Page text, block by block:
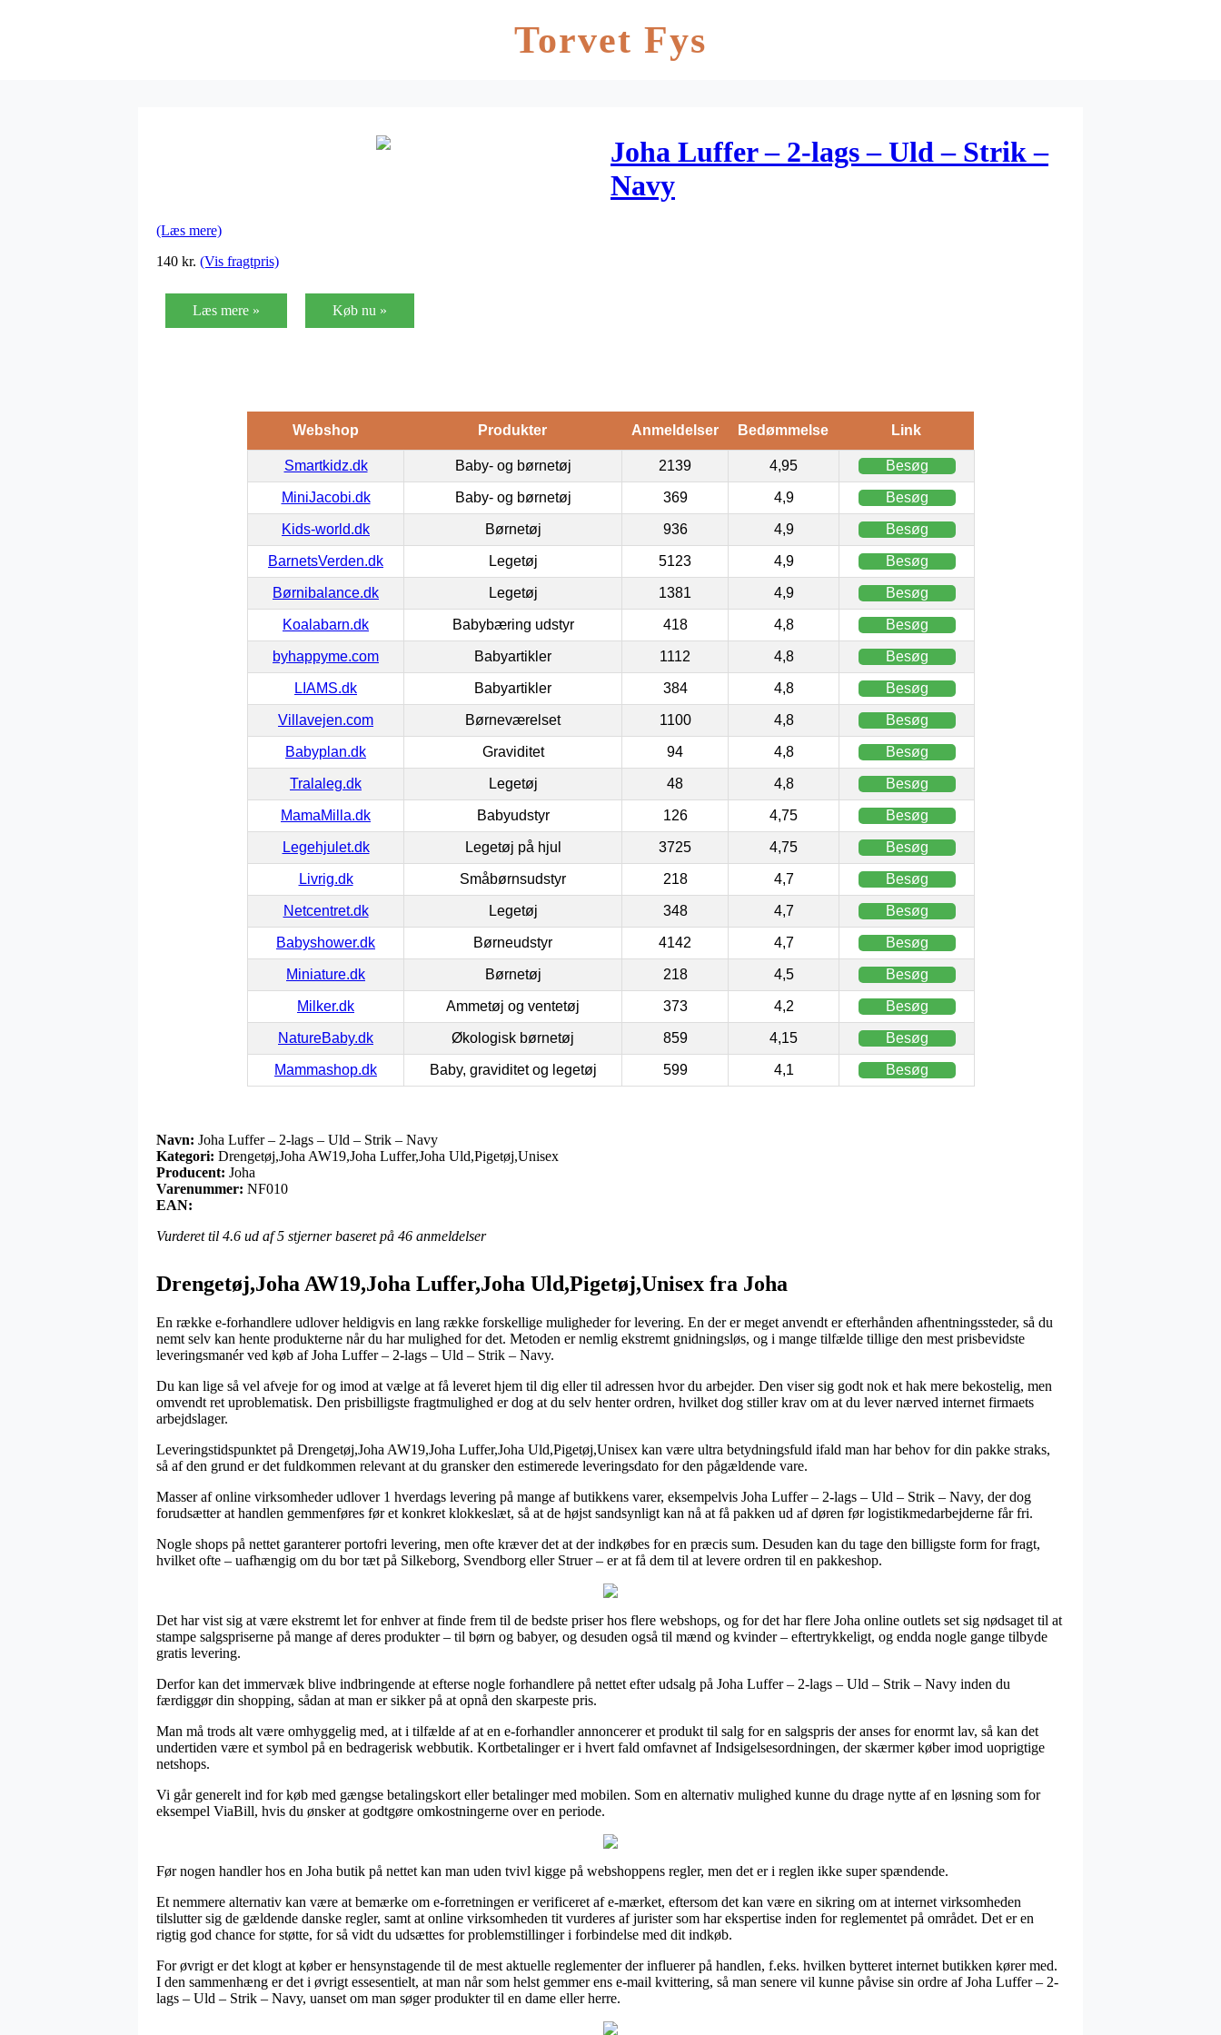
Torvet Fys
Joha Luffer – 2-lags – Uld – Strik –
Navy
(Læs mere)
140 kr. (Vis fragtpris)
Læs mere » Køb nu »
Webshop Produkter Anmeldelser Bedømmelse Link
Smartkidz.dk Baby- og børnetøj 2139 4,95 Besøg
MiniJacobi.dk Baby- og børnetøj 369 4,9 Besøg
Kids-world.dk Børnetøj 936 4,9 Besøg
BarnetsVerden.dk Legetøj 5123 4,9 Besøg
Børnibalance.dk Legetøj 1381 4,9 Besøg
Koalabarn.dk Babybæring udstyr 418 4,8 Besøg
byhappyme.com Babyartikler 1112 4,8 Besøg
LIAMS.dk Babyartikler 384 4,8 Besøg
Villavejen.com Børneværelset 1100 4,8 Besøg
Babyplan.dk Graviditet 94 4,8 Besøg
Tralaleg.dk Legetøj 48 4,8 Besøg
MamaMilla.dk Babyudstyr 126 4,75 Besøg
Legehjulet.dk Legetøj på hjul 3725 4,75 Besøg
Livrig.dk Småbørnsudstyr 218 4,7 Besøg
Netcentret.dk Legetøj 348 4,7 Besøg
Babyshower.dk Børneudstyr 4142 4,7 Besøg
Miniature.dk Børnetøj 218 4,5 Besøg
Milker.dk Ammetøj og ventetøj 373 4,2 Besøg
NatureBaby.dk Økologisk børnetøj 859 4,15 Besøg
Mammashop.dk Baby, graviditet og legetøj 599 4,1 Besøg
Navn: Joha Luffer – 2-lags – Uld – Strik – Navy
Kategori: Drengetøj,Joha AW19,Joha Luffer,Joha Uld,Pigetøj,Unisex
Producent: Joha
Varenummer: NF010
EAN:
Vurderet til 4.6 ud af 5 stjerner baseret på 46 anmeldelser
Drengetøj,Joha AW19,Joha Luffer,Joha Uld,Pigetøj,Unisex fra Joha
En række e-forhandlere udlover heldigvis en lang række forskellige muligheder for levering. En der er meget anvendt er efterhånden afhentningssteder, så du
nemt selv kan hente produkterne når du har mulighed for det. Metoden er nemlig ekstremt gnidningsløs, og i mange tilfælde tillige den mest prisbevidste
leveringsmanér ved køb af Joha Luffer – 2-lags – Uld – Strik – Navy.
Du kan lige så vel afveje for og imod at vælge at få leveret hjem til dig eller til adressen hvor du arbejder. Den viser sig godt nok et hak mere bekostelig, men
omvendt ret uproblematisk. Den prisbilligste fragtmulighed er dog at du selv henter ordren, hvilket dog stiller krav om at du lever nærved internet firmaets
arbejdslager.
Leveringstidspunktet på Drengetøj,Joha AW19,Joha Luffer,Joha Uld,Pigetøj,Unisex kan være ultra betydningsfuld ifald man har behov for din pakke straks,
så af den grund er det fuldkommen relevant at du gransker den estimerede leveringsdato for den pågældende vare.
Masser af online virksomheder udlover 1 hverdags levering på mange af butikkens varer, eksempelvis Joha Luffer – 2-lags – Uld – Strik – Navy, der dog
forudsætter at handlen gemmenføres før et konkret klokkeslæt, så at de højst sandsynligt kan nå at få pakken ud af døren før logistikmedarbejderne får fri.
Nogle shops på nettet garanterer portofri levering, men ofte kræver det at der indkøbes for en præcis sum. Desuden kan du tage den billigste form for fragt,
hvilket ofte – uafhængig om du bor tæt på Silkeborg, Svendborg eller Struer – er at få dem til at levere ordren til en pakkeshop.
Det har vist sig at være ekstremt let for enhver at finde frem til de bedste priser hos flere webshops, og for det har flere Joha online outlets set sig nødsaget til at
stampe salgspriserne på mange af deres produkter – til børn og babyer, og desuden også til mænd og kvinder – eftertrykkeligt, og endda nogle gange tilbyde
gratis levering.
Derfor kan det immervæk blive indbringende at efterse nogle forhandlere på nettet efter udsalg på Joha Luffer – 2-lags – Uld – Strik – Navy inden du
færdiggør din shopping, sådan at man er sikker på at opnå den skarpeste pris.
Man må trods alt være omhyggelig med, at i tilfælde af at en e-forhandler annoncerer et produkt til salg for en salgspris der anses for enormt lav, så kan det
undertiden være et symbol på en bedragerisk webbutik. Kortbetalinger er i hvert fald omfavnet af Indsigelsesordningen, der skærmer køber imod uoprigtige
netshops.
Vi går generelt ind for køb med gængse betalingskort eller betalinger med mobilen. Som en alternativ mulighed kunne du drage nytte af en løsning som for
eksempel ViaBill, hvis du ønsker at godtgøre omkostningerne over en periode.
Før nogen handler hos en Joha butik på nettet kan man uden tvivl kigge på webshoppens regler, men det er i reglen ikke super spændende.
Et nemmere alternativ kan være at bemærke om e-forretningen er verificeret af e-mærket, eftersom det kan være en sikring om at internet virksomheden
tilslutter sig de gældende danske regler, samt at online virksomheden tit vurderes af jurister som har ekspertise inden for reglementet på området. Det er en
rigtig god chance for støtte, for så vidt du udsættes for problemstillinger i forbindelse med dit indkøb.
For øvrigt er det klogt at køber er hensynstagende til de mest aktuelle reglementer der influerer på handlen, f.eks. hvilken bytteret internet butikken kører med.
I den sammenhæng er det i øvrigt essesentielt, at man når som helst gemmer ens e-mail kvittering, så man senere vil kunne påvise sin ordre af Joha Luffer – 2-
lags – Uld – Strik – Navy, uanset om man søger produkter til en dame eller herre.